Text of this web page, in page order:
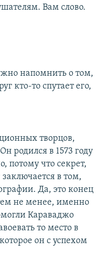
Вам слово.
напомнить о том,
кто-то спутает его,
творцов,
родился в 1573 году
потому что секрет,
в том,
Да, это конец
не менее, именно
Караваджо
то место в
он с успехом